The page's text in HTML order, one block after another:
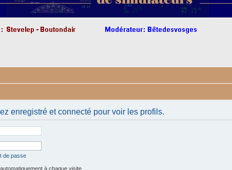
enregistré et connecté pour voir les profils.
de passe
à chaque visite